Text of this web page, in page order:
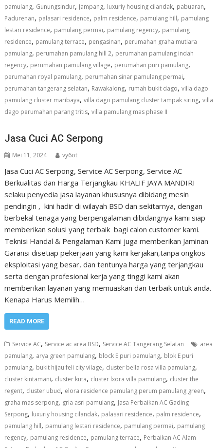
pamulang, Gunungsindur, Jampang, luxuriy housing cilandak, pabuaran,
Padurenan, palasari residence, palm residence, pamulang hill, pamulang
lestari residence, pamulang permai, pamulang regency, pamulang
residence, pamulang terrace, pengasinan, perumahan graha mutiara
pamulang, perumahan pamulang hill 2, perumahan pamulang indah
regency, perumahan pamulang village, perumahan puri pamulang,
perumahan royal pamulang, perumahan sinar pamulang permai,
perumahan tangerang selatan, Rawakalong, rumah bukit dago,villa dago
pamulang cluster maribaya,villa dago pamulang cluster tampak siring,villa
dago perumahan parang tritis,villa pamulang mas phase II
Jasa Cuci AC Serpong
Mei 11, 2024 vy6ot
Jasa Cuci AC Serpong, Service AC Serpong, Service AC
Berkualitas dan Harga Terjangkau KHALIF JAYA MANDIRI
selaku penyedia jasa layanan khususnya dibidang mesin
pendingin , kini hadir di wilayah BSD dan sekitarnya, dengan
berbekal tenaga yang berpengalaman dibidangnya kami siap
memberikan solusi yang terbaik bagi calon customer kami.
Teknisi Handal & Pengalaman Kami juga memberikan Jaminan
Garansi disetiap pekerjaan yang kami kerjakan,tanpa ongkos
eksploitasi yang besar, dan tentunya harga yang terjangkau
serta dengan profesional kerja yang tinggi kami akan
memberikan layanan yang memuaskan dan terbaik untuk anda.
Kenapa Harus Memilih…
READ MORE
Service AC, Service ac area BSD, Service AC Tangerang Selatan
area
pamulang, arya green pamulang, block E puri pamulang, blok E puri
pamulang, bukit hijau feli city vilage, cluster bella rosa villa pamulang,
cluster kintamani, cluster kuta, cluster lxora villa pamulang, cluster the
regent, cluster ubud, elora residence pamulang.perum pamulang green,
graha mas serpong, gria asri pamulang, Jasa Perbaikan AC Gading
Serpong, luxuriy housing cilandak, palasari residence, palm residence,
pamulang hill, pamulang lestari residence, pamulang permai, pamulang
regency, pamulang residence, pamulang terrace, Perbaikan AC Alam